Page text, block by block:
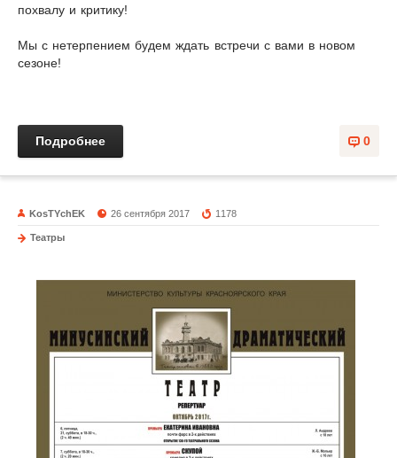
похвалу и критику!
Мы с нетерпением будем ждать встречи с вами в новом
сезоне!
0
Подробнее
KosTYchEK 26 сентября 2017 1178
Театры